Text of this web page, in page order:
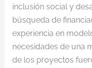
inclusión social y
búsqueda de
experiencia en
necesidades de una
de los proyectos